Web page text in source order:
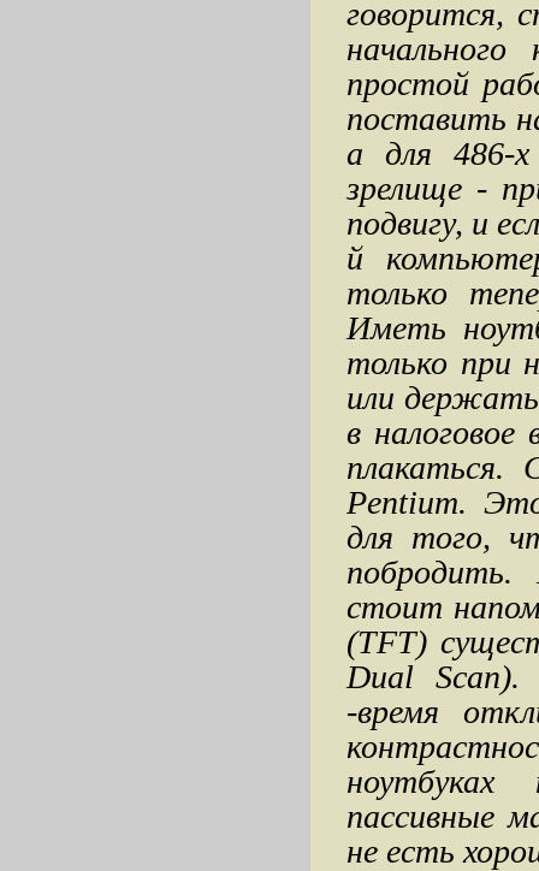
говорится,
простой
поставить
а для 486-
зрелище -
подвигу, и
й
только
Иметь
только при
или
в
плакаться.
Pentium.
для того,
стоит
(TFT)
Dual Scan).
-время
пассивные
не есть